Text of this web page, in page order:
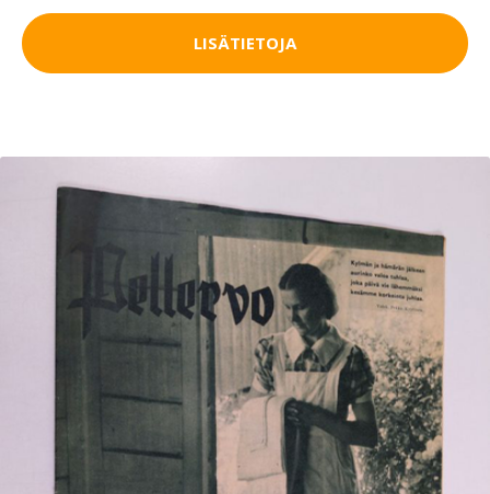
LISÄTIETOJA